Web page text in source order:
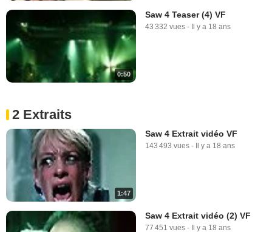
0:50
Saw 4 Teaser (4) VF
43 332 vues - Il y a 18 ans
2 Extraits
1:47
Saw 4 Extrait vidéo VF
143 493 vues - Il y a 18 ans
Saw 4 Extrait vidéo (2) VF
77 451 vues - Il y a 18 ans